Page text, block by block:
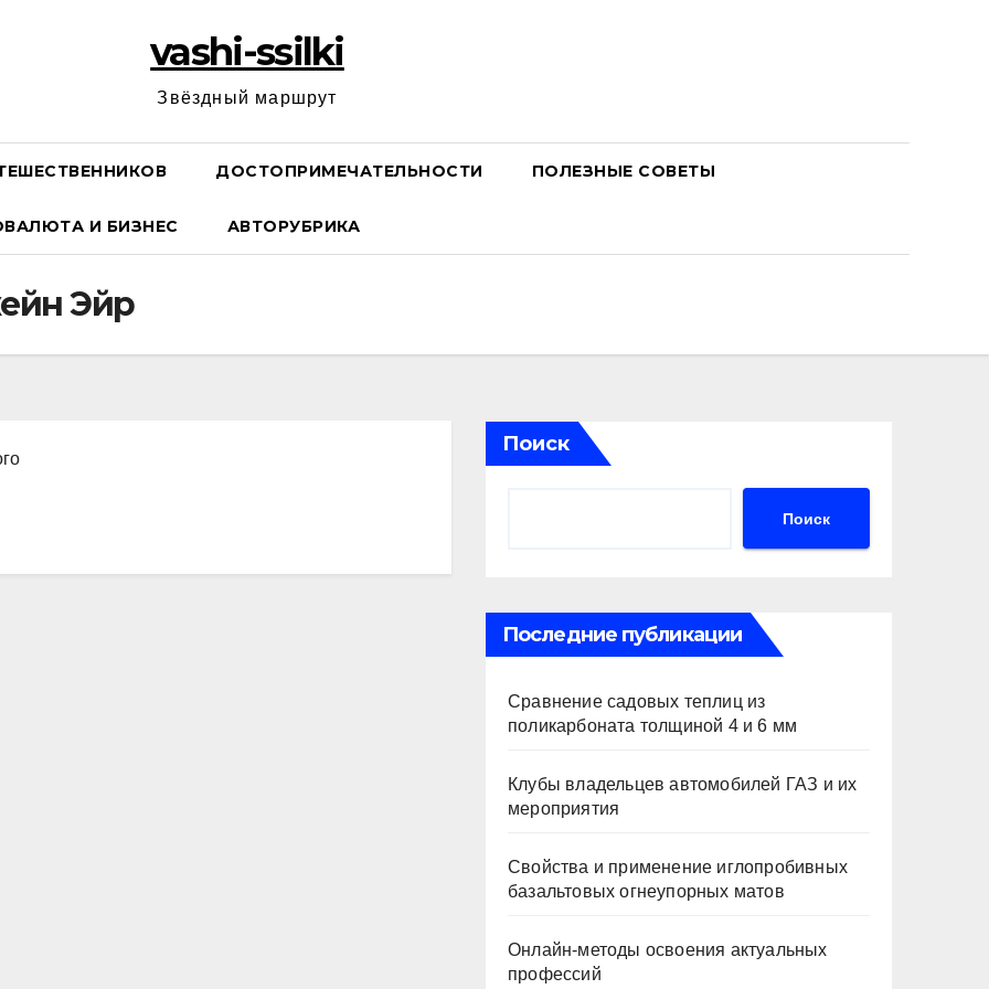
vashi-ssilki
Звёздный маршрут
ДОСТОПРИМЕЧАТЕЛЬНОСТИ ПОЛЕЗНЫЕ СОВЕТЫ
И БИЗНЕС АВТОРУБРИКА
Эйр
Поиск
Поиск
Последние публикации
Сравнение садовых теплиц из
поликарбоната толщиной 4 и 6 мм
Клубы владельцев автомобилей ГАЗ и их
мероприятия
Свойства и применение иглопробивных
базальтовых огнеупорных матов
Онлайн-методы освоения актуальных
профессий